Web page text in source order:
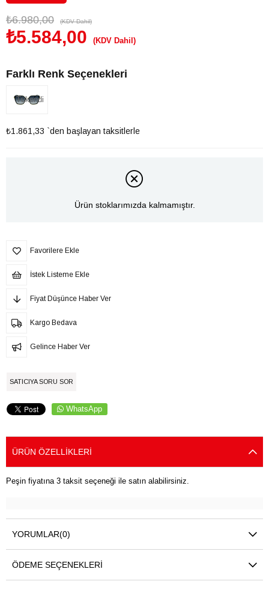
₺6.980,00 (KDV Dahil)
₺5.584,00 (KDV Dahil)
Farklı Renk Seçenekleri
Tükendi
₺1.861,33 `den başlayan taksitlerle
Ürün stoklarımızda kalmamıştır.
Favorilere Ekle
İstek Listeme Ekle
Fiyat Düşünce Haber Ver
Kargo Bedava
Gelince Haber Ver
SATICIYA SORU SOR
WhatsApp
ÜRÜN ÖZELLIKLERI
Peşin fiyatına 3 taksit seçeneği ile satın alabilirsiniz.
YORUMLAR(0)
ÖDEME SEÇENEKLERI